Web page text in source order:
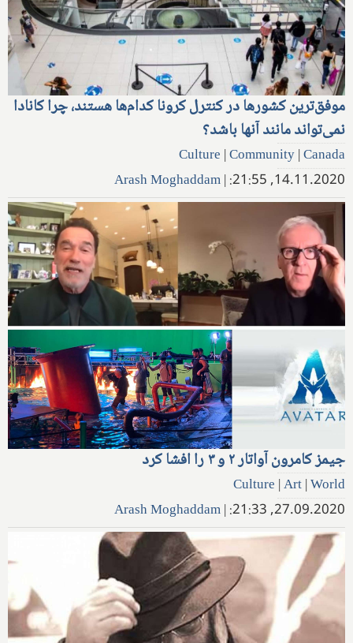
موفق‌ترین کشورها در کنترل کرونا کدام‌ها هستند، چرا کانادا
نمی‌تواند مانند آنها باشد؟
Culture |Community|Canada
14.11.2020, 21:55:
|
Arash Moghaddam
جیمز کامرون آواتار ۲ و ۳ را افشا کرد
Culture |Art|World
27.09.2020, 21:33:
|
Arash Moghaddam